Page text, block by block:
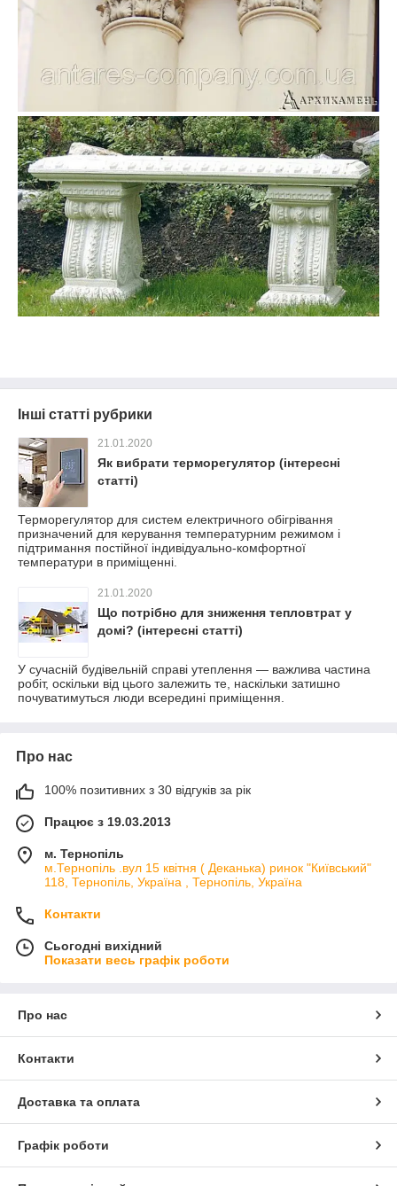
Інші статті рубрики
21.01.2020
Як вибрати терморегулятор (інтересні
статті)
Терморегулятор для систем електричного обігрівання
призначений для керування температурним режимом і
підтримання постійної індивідуально-комфортної
температури в приміщенні.
21.01.2020
Що потрібно для зниження тепловтрат у
домі? (інтересні статті)
У сучасній будівельній справі утеплення — важлива частина
робіт, оскільки від цього залежить те, наскільки затишно
почуватимуться люди всередині приміщення.
Про нас
100% позитивних з 30 відгуків за рік
Працює з 19.03.2013
м. Тернопіль
м.Тернопіль .вул 15 квітня ( Деканька) ринок "Київський"
118, Тернопіль, Україна , Тернопіль, Україна
Контакти
Сьогодні вихідний
Показати весь графік роботи
Про нас
Контакти
Доставка та оплата
Графік роботи